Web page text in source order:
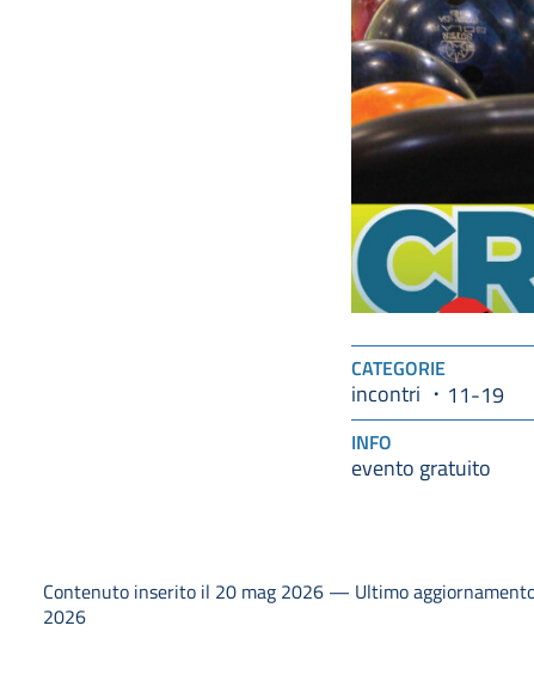
CATEGORIE
incontri 11-19
INFO
evento gratuito
Contenuto inserito il 20 mag 2026 — Ultimo
2026